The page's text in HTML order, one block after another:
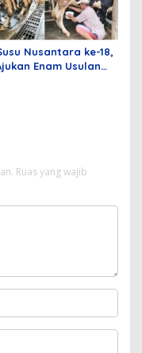
Nusantara ke-18,
Enam Usulan
Ruas yang wajib